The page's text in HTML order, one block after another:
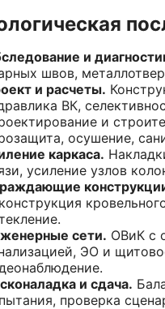
и
швов,
и расчеты.
ВК,
и
осушение,
каркаса.
усиление узлов
сети. ОВиК с
ЭО и
и сдача.
проверка